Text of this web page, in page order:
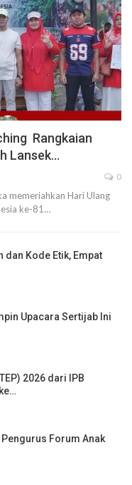
Rangkaian
Lansek…
0
memeriahkan Hari Ulang
ke-81…
dan Kode Etik, Empat
Upacara Sertijab Ini
2026 dari IPB
Forum Anak